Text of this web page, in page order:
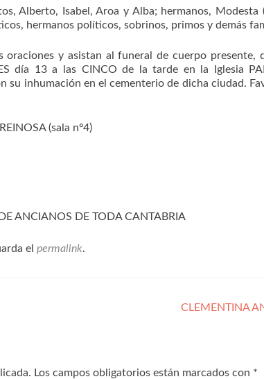
Alberto, Isabel, Aroa y Alba; hermanos, Modesta
hermanos políticos, sobrinos, primos y demás
oraciones y asistan al funeral de cuerpo presente,
día 13 a las CINCO de la tarde en la Iglesia
su inhumación en el cementerio de dicha ciudad.
(sala nº4)
ANCIANOS DE TODA CANTABRIA
el permalink.
CLEMENTINA
Los campos obligatorios están marcados con *